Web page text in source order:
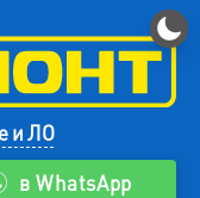
и ЛО
в WhatsApp